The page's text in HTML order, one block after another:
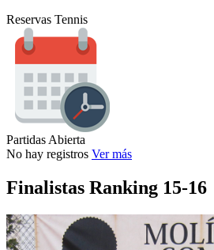
Reservas Tennis
Partidas Abierta
No hay registros Ver más
Finalistas Ranking 15-16